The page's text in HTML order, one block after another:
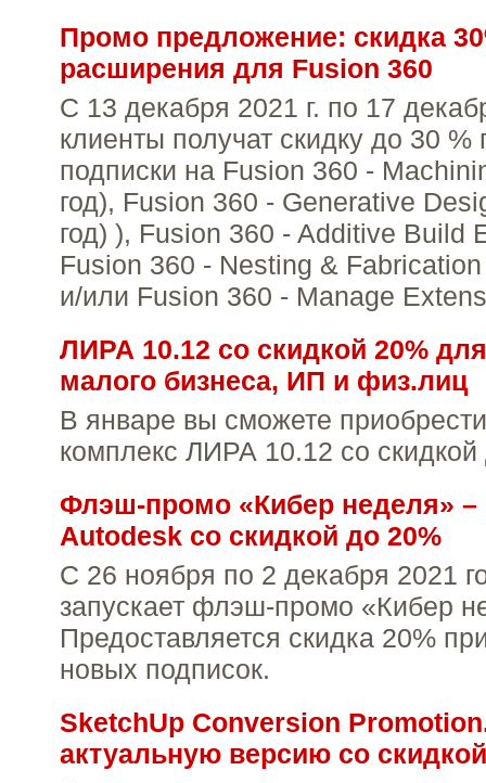
Промо предложение: скидка
расширения для Fusion 360
С 13 декабря 2021 г. по 17
клиенты получат скидку до 30
подписки на Fusion 360 -
год), Fusion 360 - Generative
год) ), Fusion 360 - Additive Build
Fusion 360 - Nesting &
и/или Fusion 360 - Manage
ЛИРА 10.12 со скидкой 20%
малого бизнеса, ИП и физ.лиц
В январе вы сможете
комплекс ЛИРА 10.12 со скидкой
Флэш-промо «Кибер неделя» –
Autodesk cо скидкой до 20%
С 26 ноября по 2 декабря 2021
запускает флэш-промо «Кибер
Предоставляется скидка 20%
новых подписок.
SketchUp Conversion
актуальную версию со скидкой